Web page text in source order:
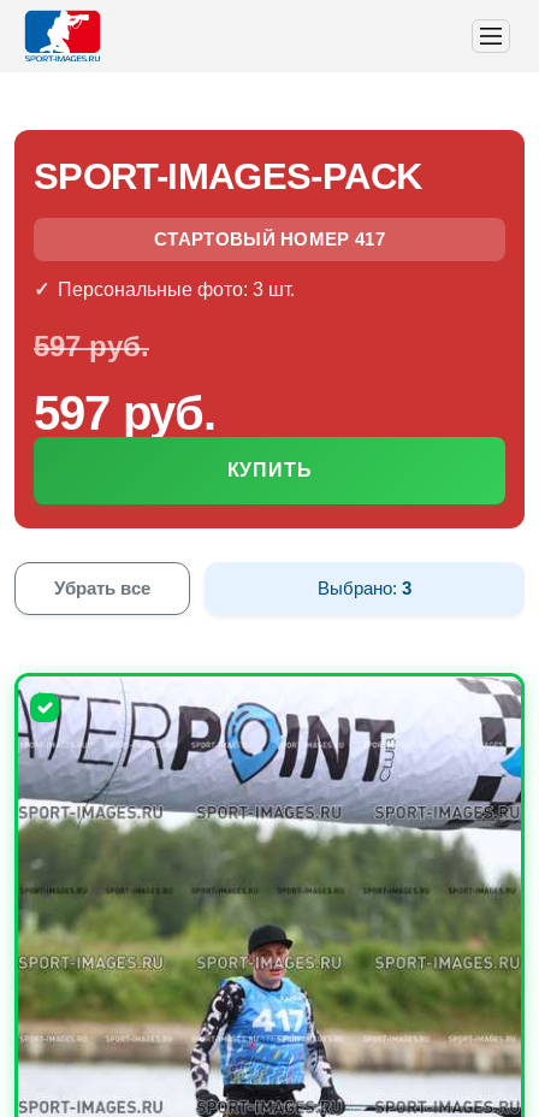
SPORT-IMAGES-PACK
СТАРТОВЫЙ НОМЕР 417
Персональные фото: 3 шт.
597 руб.
597 руб.
КУПИТЬ
Убрать все Выбрано:3